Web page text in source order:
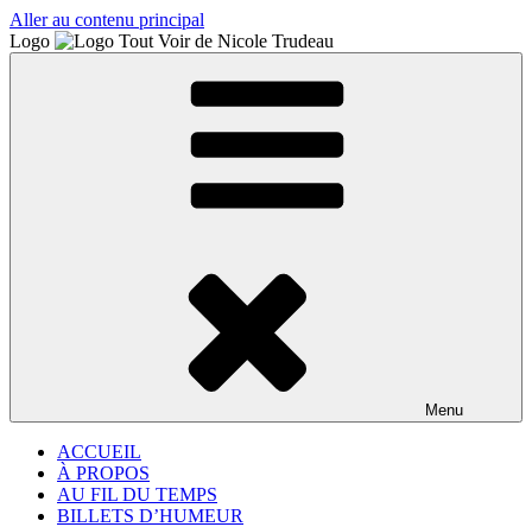
Aller au contenu principal
Logo
Menu
ACCUEIL
À PROPOS
AU FIL DU TEMPS
BILLETS D’HUMEUR